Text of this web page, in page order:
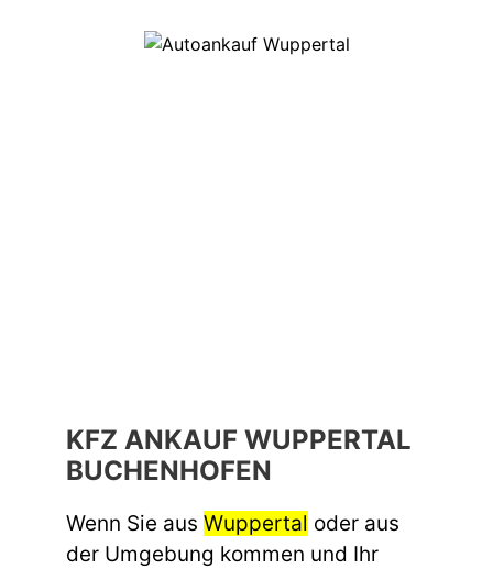
KFZ ANKAUF WUPPERTAL
BUCHENHOFEN
Wenn Sie aus Wuppertal oder aus
der Umgebung kommen und Ihr